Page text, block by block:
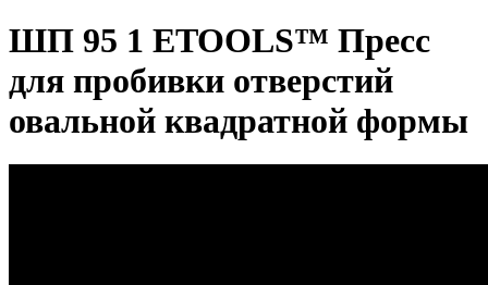
ШП 95 1 ETOOLS™ Пресс
для пробивки отверстий
овальной квадратной формы